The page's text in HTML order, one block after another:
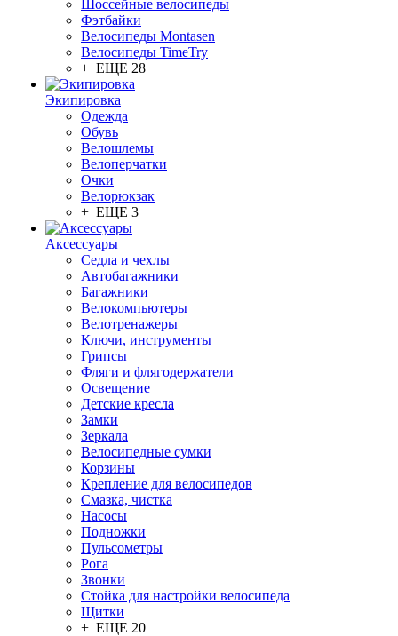
Шоссейные велосипеды
Фэтбайки
Велосипеды Montasen
Велосипеды TimeTry
+ ЕЩЕ 28
Экипировка
Одежда
Обувь
Велошлемы
Велоперчатки
Очки
Велорюкзак
+ ЕЩЕ 3
Аксессуары
Седла и чехлы
Автобагажники
Багажники
Велокомпьютеры
Велотренажеры
Ключи, инструменты
Грипсы
Фляги и флягодержатели
Освещение
Детские кресла
Замки
Зеркала
Велосипедные сумки
Корзины
Крепление для велосипедов
Смазка, чистка
Насосы
Подножки
Пульсометры
Рога
Звонки
Стойка для настройки велосипеда
Щитки
+ ЕЩЕ 20